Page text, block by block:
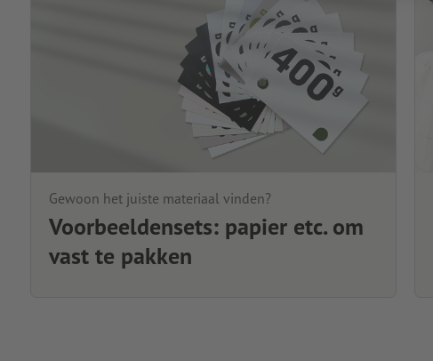
Gewoon het juiste materiaal vinden?
Voorbeeldensets: papier etc. om
vast te pakken